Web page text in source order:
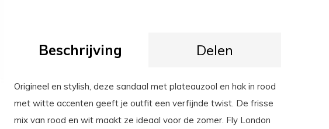
Beschrijving Delen
Origineel en stylish, deze sandaal met plateauzool en hak in rood
met witte accenten geeft je outfit een verfijnde twist. De frisse
mix van rood en wit maakt ze ideaal voor de zomer. Fly London